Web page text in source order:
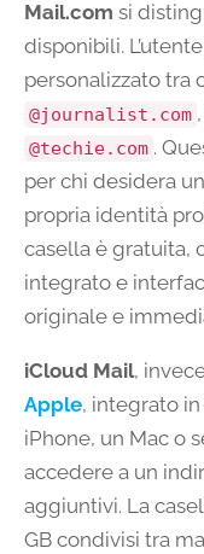
Mail.com si
disponibili.
personalizzato tra
@journalist.com ,
@techie.com .
per chi desidera
propria identità
casella è gratuita,
integrato e
originale e
iCloud Mail,
Apple, integrato
iPhone, un Mac o
accedere a un
aggiuntivi. La
GB condivisi tra